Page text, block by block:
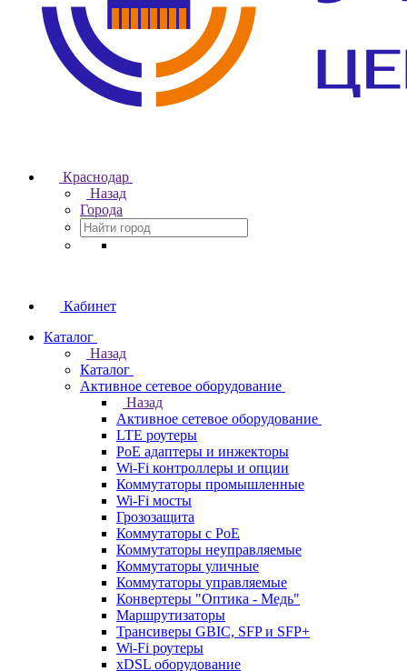
Краснодар
Назад
Города
Кабинет
Каталог
Назад
Каталог
Активное сетевое оборудование
Назад
Активное сетевое оборудование
LTE роутеры
PoE адаптеры и инжекторы
Wi-Fi контроллеры и опции
Коммутаторы промышленные
Wi-Fi мосты
Грозозащита
Коммутаторы c PoE
Коммутаторы неуправляемые
Коммутаторы уличные
Коммутаторы управляемые
Конвертеры "Оптика - Медь"
Маршрутизаторы
Трансиверы GBIC, SFP и SFP+
Wi-Fi роутеры
xDSL оборудование